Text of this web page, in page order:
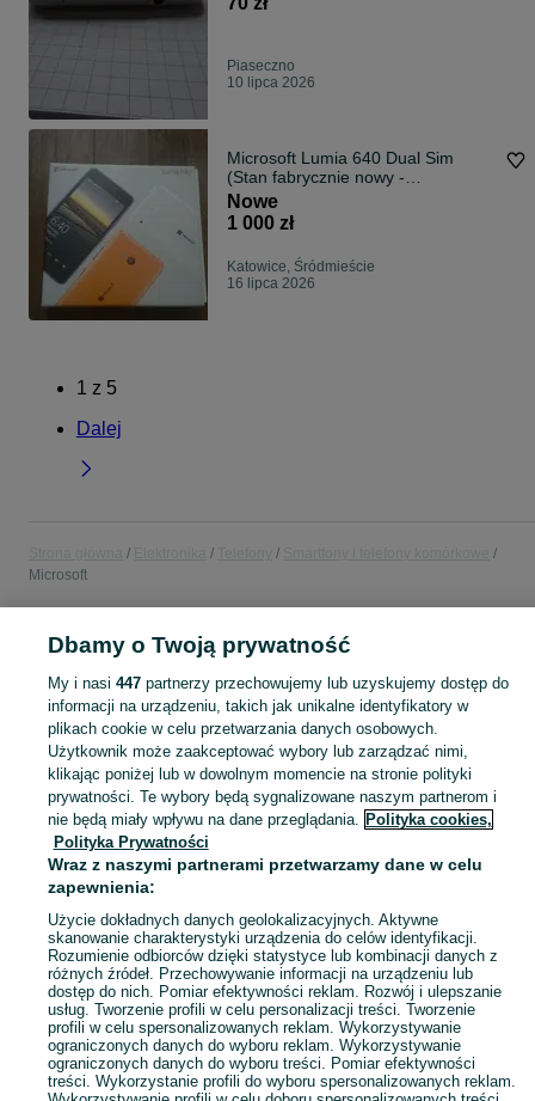
Piaseczno
10 lipca 2026
Microsoft Lumia 640 Dual Sim
(Stan fabrycznie nowy -
Magazynowy)
Nowe
1 000 zł
Katowice, Śródmieście
16 lipca 2026
1 z 5
Dalej
Microsoft
POLSKA
KATEGORIA
Zobacz
Mapa kategorii
Mapa miejscowości
Mapa ministron
Popularne wyszukiwania
Dbamy o Twoją prywatność
My i nasi 447partnerzy przechowujemy lub uzyskujemy dostęp do
informacji na urządzeniu, takich jak unikalne identyfikatory w
plikach cookie w celu przetwarzania danych osobowych.
Użytkownik może zaakceptować wybory lub zarządzać nimi,
klikając poniżej lub w dowolnym momencie na stronie polityki
prywatności. Te wybory będą sygnalizowane naszym partnerom i
nie będą miały wpływu na dane przeglądania. Polityka cookies,
Polityka Prywatności
Wraz z naszymi partnerami przetwarzamy dane w celu
zapewnienia:
Użycie dokładnych danych geolokalizacyjnych. Aktywne
skanowanie charakterystyki urządzenia do celów identyfikacji.
Rozumienie odbiorców dzięki statystyce lub kombinacji danych z
różnych źródeł. Przechowywanie informacji na urządzeniu lub
dostęp do nich. Pomiar efektywności reklam. Rozwój i ulepszanie
usług. Tworzenie profili w celu personalizacji treści. Tworzenie
profili w celu spersonalizowanych reklam. Wykorzystywanie
ograniczonych danych do wyboru reklam. Wykorzystywanie
ograniczonych danych do wyboru treści. Pomiar efektywności
treści. Wykorzystanie profili do wyboru spersonalizowanych reklam.